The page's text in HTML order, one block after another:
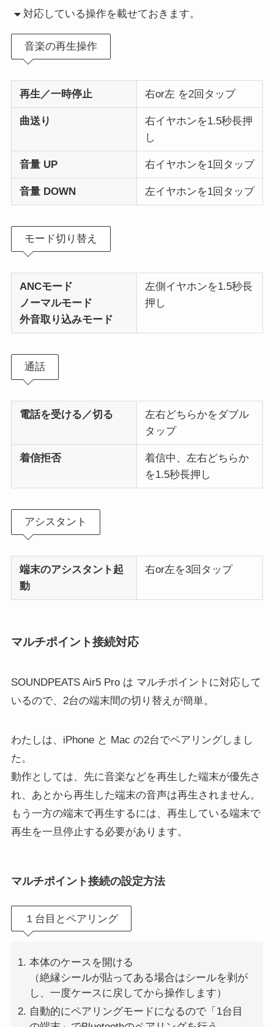
対応している操作を載せておきます。
音楽の再生操作
再生／一時停止 右or左 を2回タップ
曲送り
右イヤホンを1.5秒長押
し
音量 UP 右イヤホンを1回タップ
音量 DOWN 左イヤホンを1回タップ
モード切り替え
ANCモード
ノーマルモード
外音取り込みモード
左側イヤホンを1.5秒長
押し
通話
電話を受ける／切る
左右どちらかをダブル
タップ
着信拒否
着信中、左右どちらか
を1.5秒長押し
アシスタント
端末のアシスタント起
動
右or左を3回タップ
マルチポイント接続対応
SOUNDPEATS Air5 Pro は マルチポイントに対応して
いるので、2台の端末間の切り替えが簡単。
わたしは、iPhone と Mac の2台でペアリングしまし
た。
動作としては、先に音楽などを再生した端末が優先さ
れ、あとから再生した端末の音声は再生されません。
もう一方の端末で再生するには、再生している端末で
再生を一旦停止する必要があります。
マルチポイント接続の設定方法
１台目とペアリング
本体のケースを開ける
（絶縁シールが貼ってある場合はシールを剥が
し、一度ケースに戻してから操作します）
自動的にペアリングモードになるので「1台目